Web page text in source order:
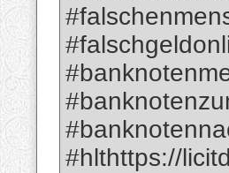
#hlthttps://